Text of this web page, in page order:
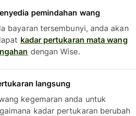
pemindahan wang
bayaran tersembunyi, anda akan
kadar pertukaran mata wang
dengan Wise.
langsung
kegemaran anda untuk
kadar pertukaran berubah